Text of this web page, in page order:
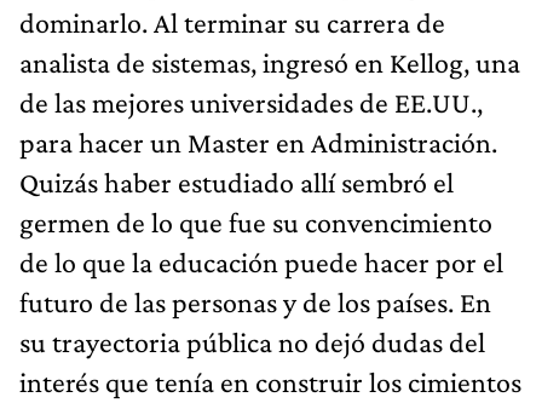
dominarlo. Al terminar su carrera de
analista de sistemas, ingresó en Kellog, una
de las mejores universidades de EE.UU.,
para hacer un Master en Administración.
Quizás haber estudiado allí sembró el
germen de lo que fue su convencimiento
de lo que la educación puede hacer por el
futuro de las personas y de los países. En
su trayectoria pública no dejó dudas del
interés que tenía en construir los cimientos